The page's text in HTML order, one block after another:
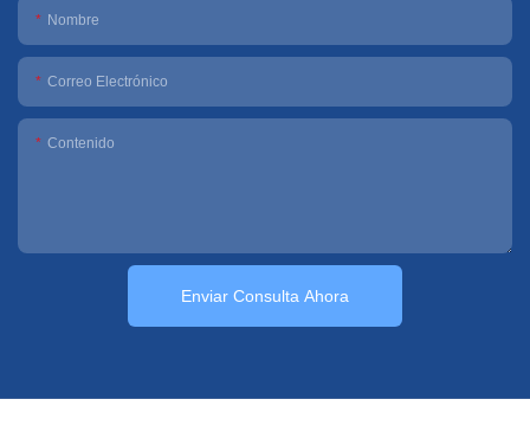
Nombre
Correo Electrónico
Contenido
Enviar Consulta Ahora